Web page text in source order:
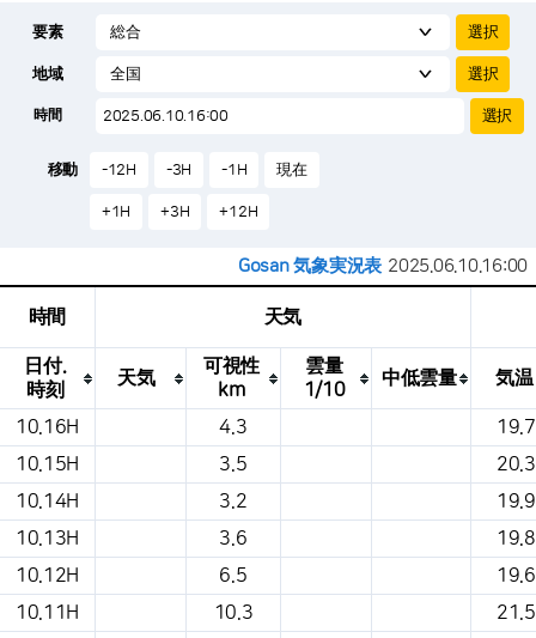
m/s
2.8m/s
要素
地域
時間
移動 -12H -3H -1H 現在
+1H +3H +12H
Gosan 気象実況表 2025.06.10.16:00
これは、場所、天気、気温、降水量、風、
気圧などを示す気象条件テーブルです。
時間 天気
日付.
時刻
天気
可視性
km
雲量
1/10
中低雲量 気温
10.16H 4.3
19.7
10.15H
3.5
20.3
10.14H
3.2
19.9
10.13H
3.6
19.8
10.12H
6.5
19.6
10.11H
10.3
21.5